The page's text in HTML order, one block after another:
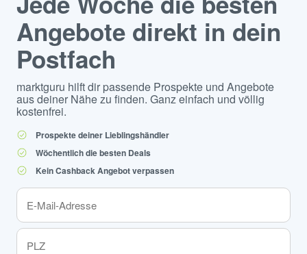
Angebote direkt in dein
Postfach
marktguru hilft dir passende Prospekte und Angebote
aus deiner Nähe zu finden. Ganz einfach und völlig
kostenfrei.
Prospekte deiner Lieblingshändler
Wöchentlich die besten Deals
Kein Cashback Angebot verpassen